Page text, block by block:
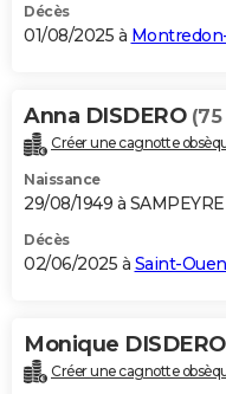
Décès
01/08/2025 à
Anna DISDERO (75
Créer une cagnotte
Naissance
29/08/1949 à
Décès
02/06/2025 à Saint-
Monique DISDERO
Créer une cagnotte